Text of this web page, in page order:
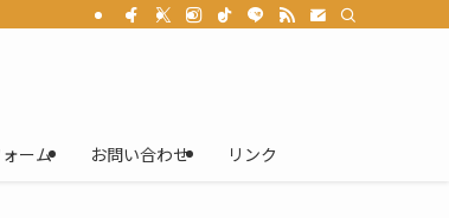
ーム お問い合わせ リンク